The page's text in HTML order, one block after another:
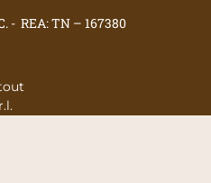
- REA: TN – 167380